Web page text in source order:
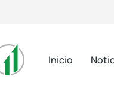
Inicio